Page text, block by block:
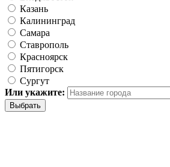
Казань
Калининград
Самара
Ставрополь
Красноярск
Пятигорск
Сургут
Или укажите: